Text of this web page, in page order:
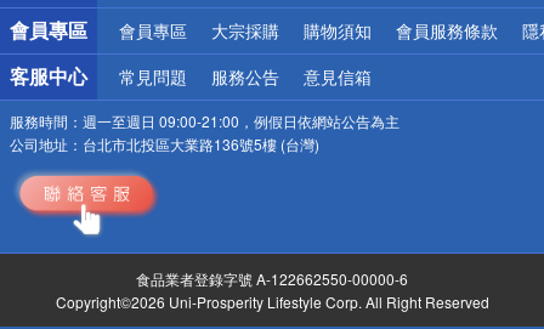
會員專區 會員專區 大宗採購 購物須知 會員服務條款 隱
客服中心 常見問題 服務公告 意見信箱
服務時間： 週一至週日 09:00-21:00，例假日依網站公告為主
公司地址： 台北市北投區大業路136號5樓 (台灣)
食品業者登錄字號 A-122662550-00000-6
Copyright©2026 Uni-Prosperity Lifestyle Corp. All Right Reserved